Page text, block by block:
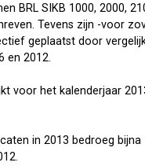
BRL SIKB 1000, 2000,
Tevens zijn -voor
geplaatst door
en 2012.
voor het kalenderjaar
in 2013 bedroeg bijna